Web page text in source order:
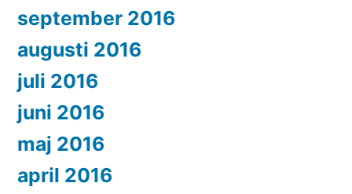
september 2016
augusti 2016
juli 2016
juni 2016
maj 2016
april 2016